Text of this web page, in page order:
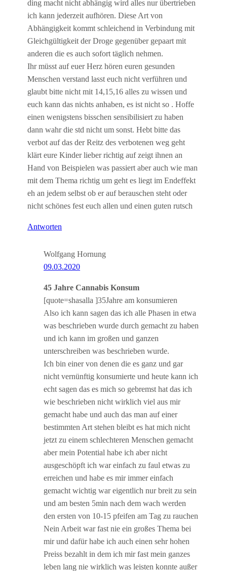
ding macht nicht abhängig wird alles nur übertrieben
ich kann jederzeit aufhören. Diese Art von
Abhängigkeit kommt schleichend in Verbindung mit
Gleichgültigkeit der Droge gegenüber gepaart mit
anderen die es auch sofort täglich nehmen.
Ihr müsst auf euer Herz hören euren gesunden
Menschen verstand lasst euch nicht verführen und
glaubt bitte nicht mit 14,15,16 alles zu wissen und
euch kann das nichts anhaben, es ist nicht so . Hoffe
einen wenigstens bisschen sensibilisiert zu haben
dann wahr die std nicht um sonst. Hebt bitte das
verbot auf das der Reitz des verbotenen weg geht
klärt eure Kinder lieber richtig auf zeigt ihnen an
Hand von Beispielen was passiert aber auch wie man
mit dem Thema richtig um geht es liegt im Endeffekt
eh an jedem selbst ob er auf berauschen steht oder
nicht schönes fest euch allen und einen guten rutsch
Antworten
Wolfgang Hornung
09.03.2020
45 Jahre Cannabis Konsum
[quote=shasalla ]35Jahre am konsumieren
Also ich kann sagen das ich alle Phasen in etwa
was beschrieben wurde durch gemacht zu haben
und ich kann im großen und ganzen
unterschreiben was beschrieben wurde.
Ich bin einer von denen die es ganz und gar
nicht vernünftig konsumierte und heute kann ich
echt sagen das es mich so gebremst hat das ich
wie beschrieben nicht wirklich viel aus mir
gemacht habe und auch das man auf einer
bestimmten Art stehen bleibt es hat mich nicht
jetzt zu einem schlechteren Menschen gemacht
aber mein Potential habe ich aber nicht
ausgeschöpft ich war einfach zu faul etwas zu
erreichen und habe es mir immer einfach
gemacht wichtig war eigentlich nur breit zu sein
und am besten 5min nach dem wach werden
den ersten von 10-15 pfeifen am Tag zu rauchen
Nein Arbeit war fast nie ein großes Thema bei
mir und dafür habe ich auch einen sehr hohen
Preiss bezahlt in dem ich mir fast mein ganzes
leben lang nie wirklich was leisten konnte außer